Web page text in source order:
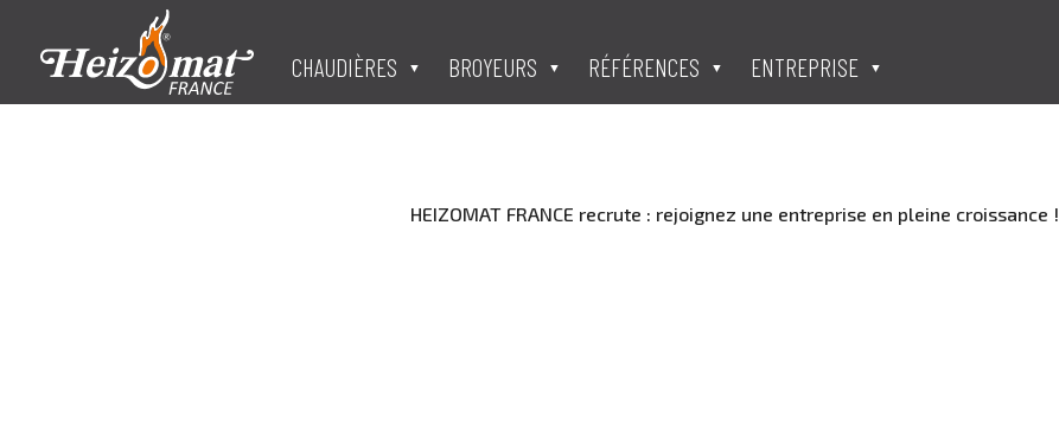
CHAUDIÈRES BROYEURS RÉFÉRENCES ENTREPRISE
HEIZOMAT FRANCE recrute : rejoignez une entreprise en pleine croissance !